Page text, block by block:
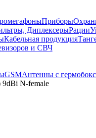
Приборы
ДиплексерыРации
Кабельная продукция
и СВЧ
GSMАнтенны с
N-female